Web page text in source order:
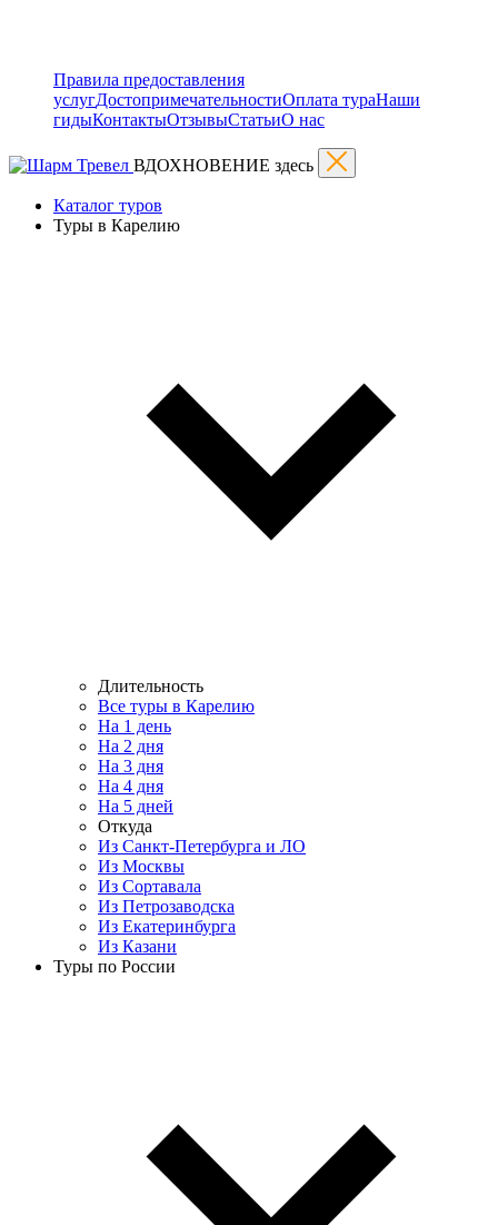
Правила предоставления
услугДостопримечательностиОплата тураНаши
гидыКонтактыОтзывыСтатьиО нас
ВДОХНОВЕНИЕ здесь
Каталог туров
Туры в Карелию
Длительность
Все туры в Карелию
На 1 день
На 2 дня
На 3 дня
На 4 дня
На 5 дней
Откуда
Из Санкт-Петербурга и ЛО
Из Москвы
Из Сортавала
Из Петрозаводска
Из Екатеринбурга
Из Казани
Туры по России